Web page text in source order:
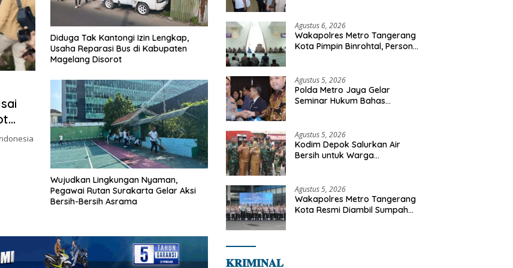
Diduga Tak Kantongi Izin Lengkap,
Usaha Reparasi Bus di Kabupaten
Magelang Disorot
Wujudkan Lingkungan Nyaman,
Pegawai Rutan Surakarta Gelar Aksi
Bersih-Bersih Asrama
Agustus 6, 2026
Wakapolres Metro Tangerang
Kota Pimpin Binrohtal, Personel
Agustus 5, 2026
Polda Metro Jaya Gelar
Seminar Hukum Bahas
Agustus 5, 2026
Kodim Depok Salurkan Air
Bersih untuk Warga
Agustus 5, 2026
Wakapolres Metro Tangerang
Kota Resmi Diambil Sumpah
𝐊𝐑𝐈𝐌𝐈𝐍𝐀𝐋